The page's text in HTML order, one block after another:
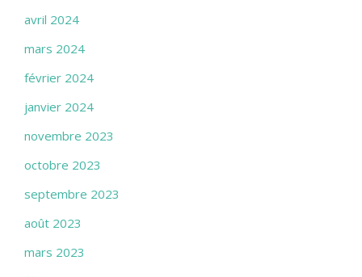
avril 2024
mars 2024
février 2024
janvier 2024
novembre 2023
octobre 2023
septembre 2023
août 2023
mars 2023